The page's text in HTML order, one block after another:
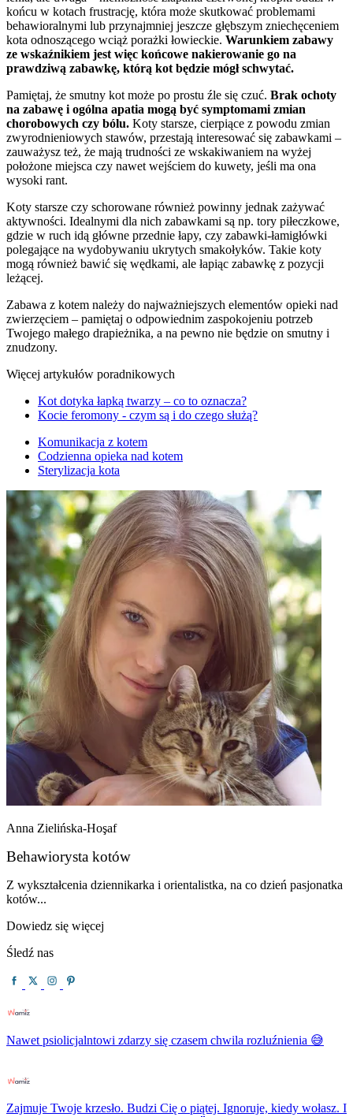
końcu w kotach frustrację, która może skutkować problemami
behawioralnymi lub przynajmniej jeszcze głębszym zniechęceniem
kota odnoszącego wciąż porażki łowieckie. Warunkiem zabawy
ze wskaźnikiem jest więc końcowe nakierowanie go na
prawdziwą zabawkę, którą kot będzie mógł schwytać.
Pamiętaj, że smutny kot może po prostu źle się czuć. Brak ochoty
na zabawę i ogólna apatia mogą być symptomami zmian
chorobowych czy bólu. Koty starsze, cierpiące z powodu zmian
zwyrodnieniowych stawów, przestają interesować się zabawkami –
zauważysz też, że mają trudności ze wskakiwaniem na wyżej
położone miejsca czy nawet wejściem do kuwety, jeśli ma ona
wysoki rant.
Koty starsze czy schorowane również powinny jednak zażywać
aktywności. Idealnymi dla nich zabawkami są np. tory piłeczkowe,
gdzie w ruch idą główne przednie łapy, czy zabawki-łamigłówki
polegające na wydobywaniu ukrytych smakołyków. Takie koty
mogą również bawić się wędkami, ale łapiąc zabawkę z pozycji
leżącej.
Zabawa z kotem należy do najważniejszych elementów opieki nad
zwierzęciem – pamiętaj o odpowiednim zaspokojeniu potrzeb
Twojego małego drapieżnika, a na pewno nie będzie on smutny i
znudzony.
Więcej artykułów poradnikowych
Kot dotyka łapką twarzy – co to oznacza?
Kocie feromony - czym są i do czego służą?
Komunikacja z kotem
Codzienna opieka nad kotem
Sterylizacja kota
Anna Zielińska-Hoşaf
Behawiorysta kotów
Z wykształcenia dziennikarka i orientalistka, na co dzień pasjonatka
kotów...
Dowiedz się więcej
Śledź nas
Nawet psiolicjalntowi zdarzy się czasem chwila rozluźnienia 😅
Zajmuje Twoje krzesło. Budzi Cię o piątej. Ignoruje, kiedy wołasz. I